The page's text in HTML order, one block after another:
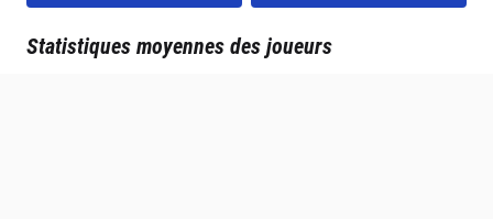
Statistiques moyennes des joueurs